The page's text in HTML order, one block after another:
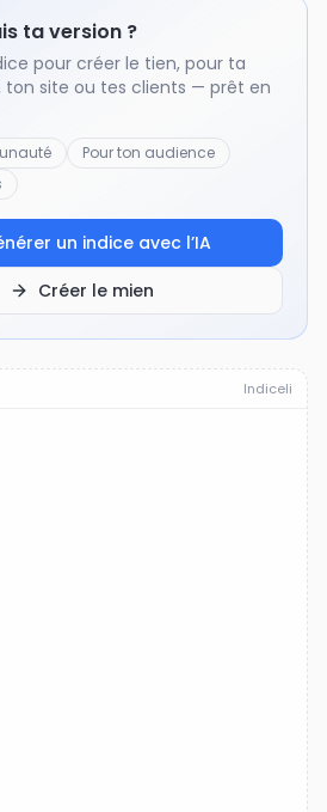
ta version ?
pour créer le tien, pour ta
site ou tes clients — prêt en
Pour ton audience
un indice avec l’IA
Créer le mien
Indiceli